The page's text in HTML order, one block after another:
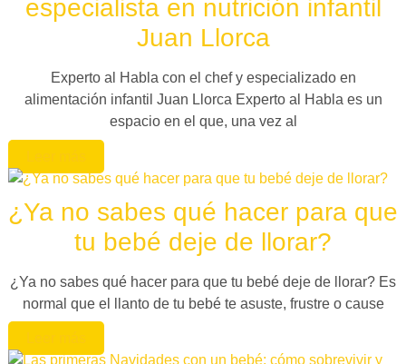
especialista en nutrición infantil
Juan Llorca
Experto al Habla con el chef y especializado en
alimentación infantil Juan Llorca Experto al Habla es un
espacio en el que, una vez al
¿Ya no sabes qué hacer para que
tu bebé deje de llorar?
¿Ya no sabes qué hacer para que tu bebé deje de llorar? Es
normal que el llanto de tu bebé te asuste, frustre o cause